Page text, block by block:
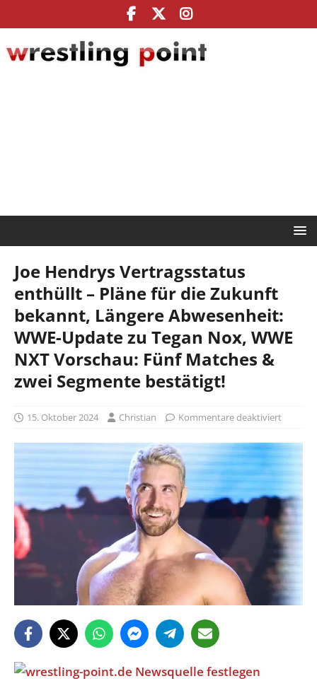
Joe Hendrys Vertragsstatus
enthüllt – Pläne für die Zukunft
bekannt, Längere Abwesenheit:
WWE-Update zu Tegan Nox, WWE
NXT Vorschau: Fünf Matches &
zwei Segmente bestätigt!
15. Oktober 2024 Christian Kommentare deaktiviert